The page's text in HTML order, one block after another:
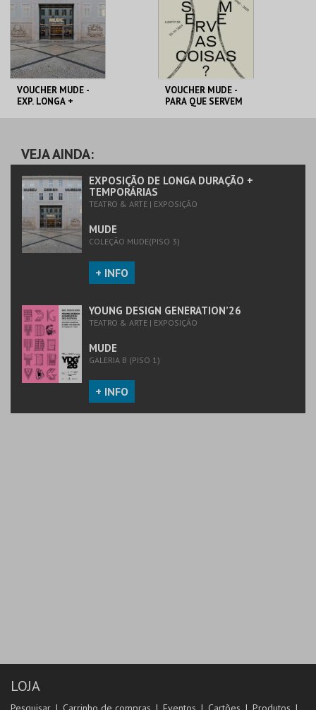
VOUCHER MUDE -
EXP. LONGA +
PREÇO INTEIRO
MAIS INFO
COMPRAR
VOUCHER MUDE -
PARA QUE SERVEM
MAIS INFO
COMPRAR
VEJA AINDA:
EXPOSIÇÃO DE LONGA DURAÇÃO +
TEMPORÁRIAS
TEATRO & ARTE | EXPOSIÇÃO
MUDE
COLEÇÃO MUDE(PISO 3)
+ INFO
YOUNG DESIGN GENERATION’26
TEATRO & ARTE | EXPOSIÇÃO
MUDE
GALERIA B (PISO 1)
+ INFO
LOJA